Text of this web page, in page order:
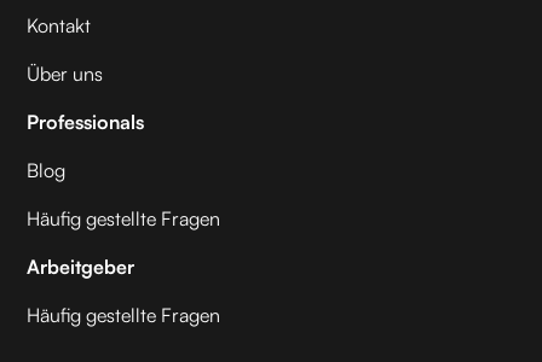
Kontakt
Über uns
Professionals
Blog
Häufig gestellte Fragen
Arbeitgeber
Häufig gestellte Fragen